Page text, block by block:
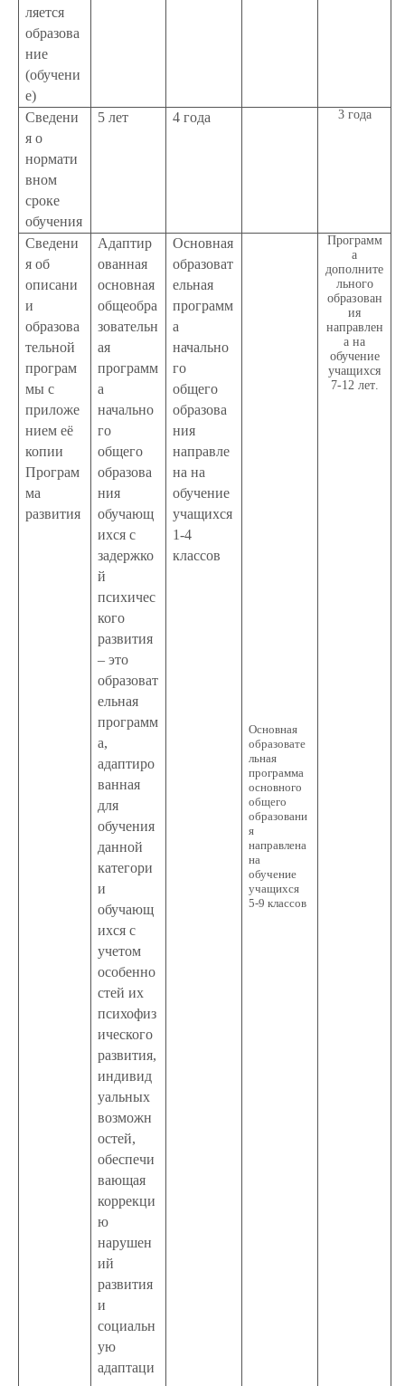
ляется
образова
ние
(обучени
е)
Сведени
я о
нормати
вном
сроке
обучения
5 лет 4 года 3 года
Сведени
я об
описани
и
образова
тельной
програм
мы с
приложе
нием её
копии
Програм
ма
развития
Адаптир
ованная
основная
общеобра
зовательн
ая
программ
а
начально
го
общего
образова
ния
обучающ
ихся с
задержко
й
психичес
кого
развития
– это
образоват
ельная
программ
а,
адаптиро
ванная
для
обучения
данной
категори
и
обучающ
ихся с
учетом
особенно
стей их
психофиз
ического
развития,
индивид
уальных
возможн
остей,
обеспечи
вающая
коррекци
ю
нарушен
ий
развития
и
социальн
ую
адаптаци
Основная
образоват
ельная
программ
а
начально
го
общего
образова
ния
направле
на на
обучение
учащихся
1-4
классов
Основная
образовате
льная
программа
основного
общего
образовани
я
направлена
на
обучение
учащихся
5-9 классов
Программ
а
дополните
льного
образован
ия
направлен
а на
обучение
учащихся
7-12 лет.